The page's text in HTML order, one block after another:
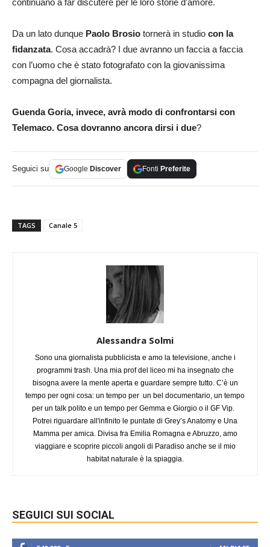
continuano a far discutere per le loro storie d’amore.
Da un lato dunque Paolo Brosio tornerà in studio con la
fidanzata. Cosa accadrà? I due avranno un faccia a faccia
con l’uomo che è stato fotografato con la giovanissima
compagna del giornalista.
Guenda Goria, invece, avrà modo di confrontarsi con
Telemaco. Cosa dovranno ancora dirsi i due?
Seguici su Google Discover Fonti Preferite
TAGS Canale 5
Alessandra Solmi
Sono una giornalista pubblicista e amo la televisione, anche i
programmi trash. Una mia prof del liceo mi ha insegnato che
bisogna avere la mente aperta e guardare sempre tutto. C’è un
tempo per ogni cosa: un tempo per un bel documentario, un tempo
per un talk polito e un tempo per Gemma e Giorgio o il GF Vip.
Potrei riguardare all'infinito le puntate di Grey’s Anatomy e Una
Mamma per amica. Divisa fra Emilia Romagna e Abruzzo, amo
viaggiare e scoprire piccoli angoli di Paradiso anche se il mio
habitat naturale è la spiaggia.
SEGUICI SUI SOCIAL